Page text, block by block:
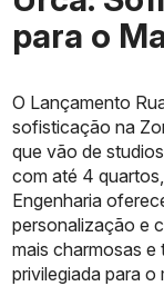
para o
O Lançamento
sofisticação na
que vão de
com até 4
Engenharia
personalização e
mais charmosas e
privilegiada para o